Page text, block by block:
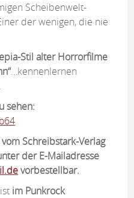
Scheibenwelt-
der wenigen, die nie
Stil alter Horrorfilme
…kennenlernen
sehen:
Schreibstark-Verlag
der E-Mailadresse
vorbestellbar.
ist im Punkrock